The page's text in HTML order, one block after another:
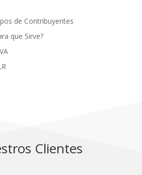
de Contribuyentes
que Sirve?
Clientes